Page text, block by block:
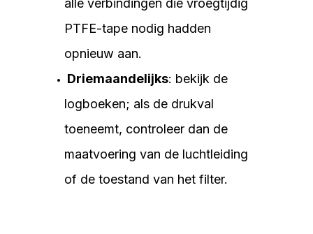
alle verbindingen die vroegtijdig
PTFE-tape nodig hadden
opnieuw aan.
Driemaandelijks: bekijk de
logboeken; als de drukval
toeneemt, controleer dan de
maatvoering van de luchtleiding
of de toestand van het filter.